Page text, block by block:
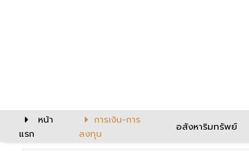
หน้า
แรก
การเงิน-การ
ลงทุน
อสังหาริมทรัพย์